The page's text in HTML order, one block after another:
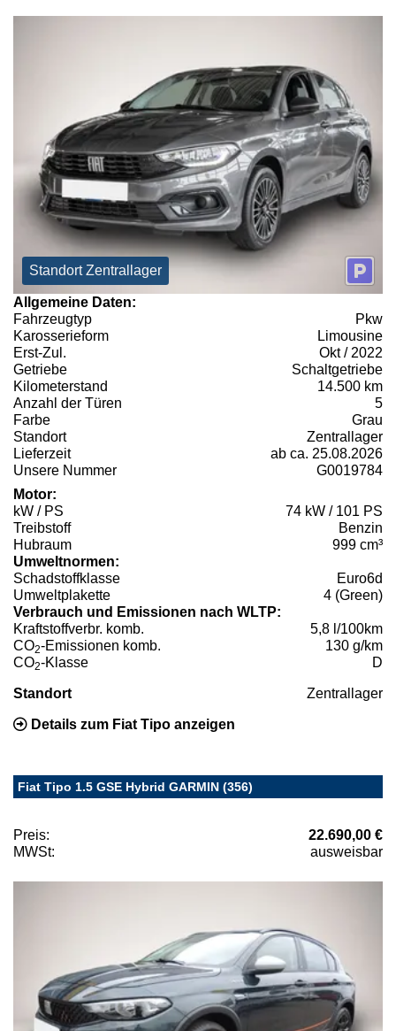
Standort Zentrallager
Allgemeine Daten:
Fahrzeugtyp
Pkw
Karosserieform
Limousine
Erst-Zul.
Okt / 2022
Getriebe
Schaltgetriebe
Kilometerstand
14.500 km
Anzahl der Türen
5
Farbe
Grau
Standort
Zentrallager
Lieferzeit
ab ca. 25.08.2026
Unsere Nummer
G0019784
Motor:
kW / PS
74 kW / 101 PS
Treibstoff
Benzin
Hubraum
999 cm³
Umweltnormen:
Schadstoffklasse
Euro6d
Umweltplakette
4 (Green)
Verbrauch und Emissionen nach WLTP:
Kraftstoffverbr. komb.
5,8 l/100km
CO2-Emissionen komb.
130 g/km
CO2-Klasse D
Standort Zentrallager
Details zum Fiat Tipo anzeigen
Fiat Tipo 1.5 GSE Hybrid GARMIN (356)
Preis:
22.690,00 €
MWSt:
ausweisbar